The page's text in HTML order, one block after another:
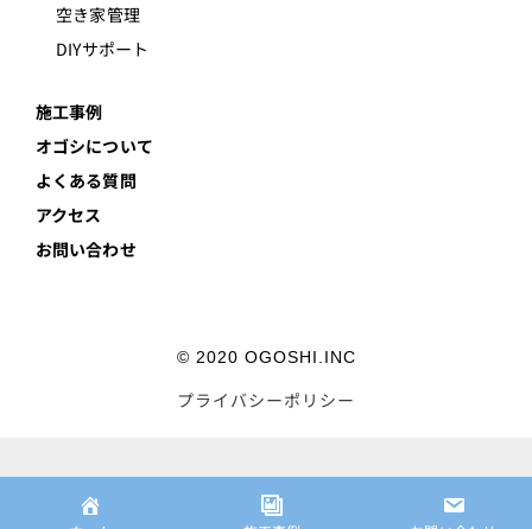
空き家管理
DIYサポート
施工事例
オゴシについて
よくある質問
アクセス
お問い合わせ
© 2020 OGOSHI.INC
プライバシーポリシー